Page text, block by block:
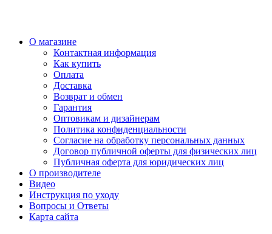
О магазине
Контактная информация
Как купить
Оплата
Доставка
Возврат и обмен
Гарантия
Оптовикам и дизайнерам
Политика конфиденциальности
Согласие на обработку персональных данных
Договор публичной оферты для физических лиц
Публичная оферта для юридических лиц
О производителе
Видео
Инструкция по уходу
Вопросы и Ответы
Карта сайта